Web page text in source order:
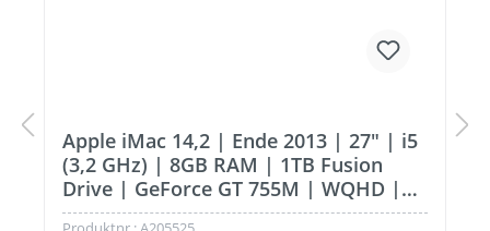
Apple iMac 14,2 | Ende 2013 | 27" | i5
(3,2 GHz) | 8GB RAM | 1TB Fusion
Drive | GeForce GT 755M | WQHD |
macOS